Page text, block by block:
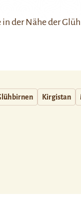
in der Nähe der
Kirgistan